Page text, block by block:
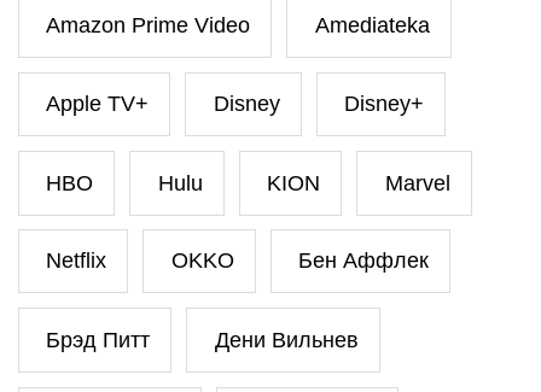
Amazon Prime Video Amediateka
Apple TV+ Disney Disney+
HBO Hulu KION Marvel
Netflix OKKO Бен Аффлек
Брэд Питт Дени Вильнев